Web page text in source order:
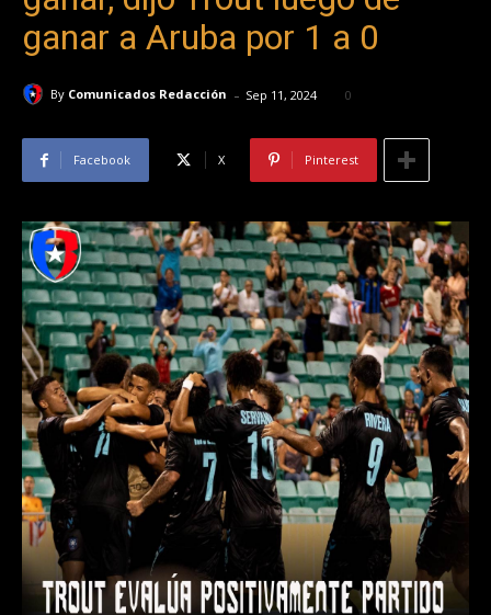
ganar a Aruba por 1 a 0
By Comunicados Redacción - Sep 11, 2024 0
Facebook X Pinterest